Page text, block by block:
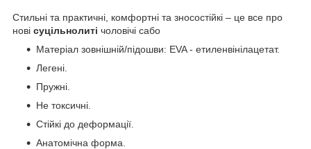
Стильні та практичні, комфортні та зносостійкі – це все про
нові суцільнолиті чоловічі сабо
Матеріал зовнішній/підошви: EVA - етиленвінілацетат.
Легені.
Пружні.
Не токсичні.
Стійкі до деформації.
Анатомічна форма.